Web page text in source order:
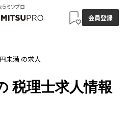
ミツプロ
会員登録
未満 の求人
税理士求人情報